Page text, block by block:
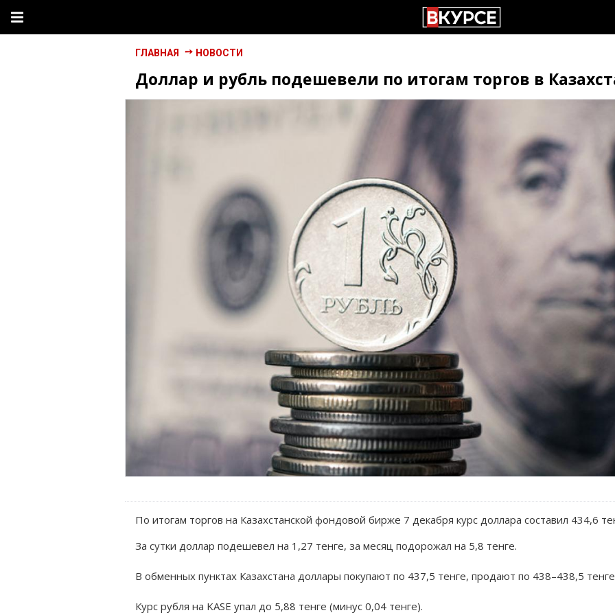
ГЛАВНАЯ НОВОСТИ
Доллар и рубль подешевели по итогам торгов в
По итогам торгов на Казахстанской фондовой бирже 7 декабря курс доллара составил 434,6
За сутки доллар подешевел на 1,27 тенге, за месяц подорожал на 5,8 тенге.
В обменных пунктах Казахстана доллары покупают по 437,5 тенге, продают по 438–438,5
Курс рубля на KASE упал до 5,88 тенге (минус 0,04 тенге).